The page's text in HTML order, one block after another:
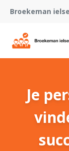
Broekeman
Je